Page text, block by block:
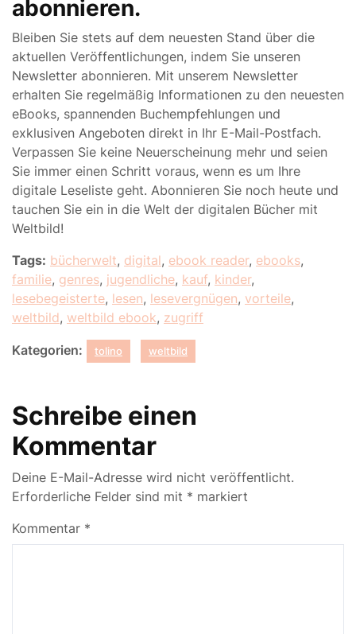
abonnieren.
Bleiben Sie stets auf dem neuesten Stand über die
aktuellen Veröffentlichungen, indem Sie unseren
Newsletter abonnieren. Mit unserem Newsletter
erhalten Sie regelmäßig Informationen zu den neuesten
eBooks, spannenden Buchempfehlungen und
exklusiven Angeboten direkt in Ihr E-Mail-Postfach.
Verpassen Sie keine Neuerscheinung mehr und seien
Sie immer einen Schritt voraus, wenn es um Ihre
digitale Leseliste geht. Abonnieren Sie noch heute und
tauchen Sie ein in die Welt der digitalen Bücher mit
Weltbild!
Tags: bücherwelt, digital, ebook reader, ebooks,
familie, genres, jugendliche, kauf, kinder,
lesebegeisterte, lesen, lesevergnügen, vorteile,
weltbild, weltbild ebook, zugriff
Kategorien: tolino weltbild
Schreibe einen
Kommentar
Deine E-Mail-Adresse wird nicht veröffentlicht.
Erforderliche Felder sind mit * markiert
Kommentar *